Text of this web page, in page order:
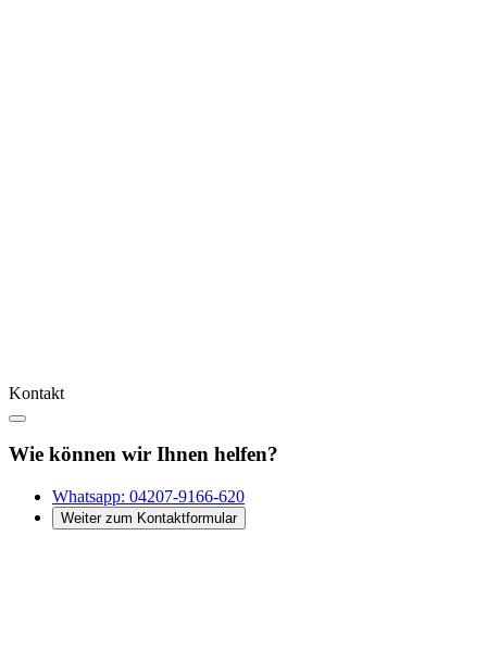
Kontakt
Wie können wir Ihnen helfen?
Whatsapp: 04207-9166-620